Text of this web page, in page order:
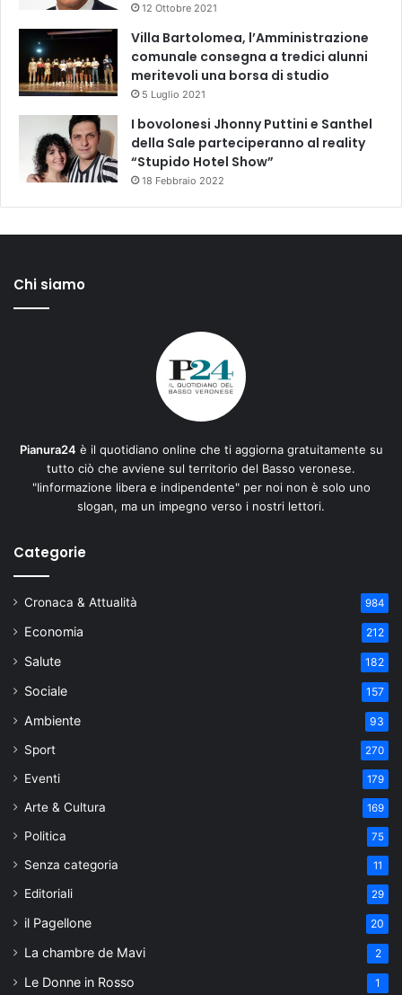
12 Ottobre 2021
Villa Bartolomea, l’Amministrazione
comunale consegna a tredici alunni
meritevoli una borsa di studio
5 Luglio 2021
I bovolonesi Jhonny Puttini e Santhel
della Sale parteciperanno al reality
“Stupido Hotel Show”
18 Febbraio 2022
Chi siamo
Pianura24 è il quotidiano online che ti aggiorna gratuitamente su
tutto ciò che avviene sul territorio del Basso veronese.
"Iinformazione libera e indipendente" per noi non è solo uno
slogan, ma un impegno verso i nostri lettori.
Categorie
Cronaca & Attualità 984
Economia 212
Salute 182
Sociale 157
Ambiente 93
Sport 270
Eventi 179
Arte & Cultura 169
Politica 75
Senza categoria 11
Editoriali 29
il Pagellone 20
La chambre de Mavi 2
Le Donne in Rosso 1